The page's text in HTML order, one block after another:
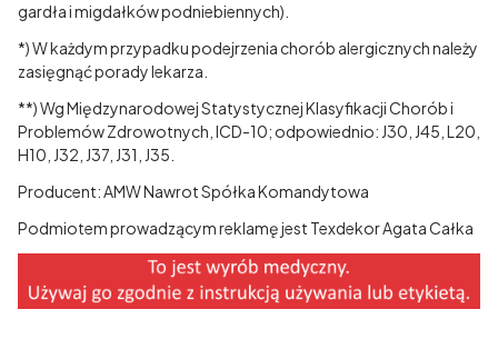
gardła i migdałków podniebiennych).
*) W każdym przypadku podejrzenia chorób alergicznych należy
zasięgnąć porady lekarza.
**) Wg Międzynarodowej Statystycznej Klasyfikacji Chorób i
Problemów Zdrowotnych, ICD-10; odpowiednio: J30, J45, L20,
H10, J32, J37, J31, J35.
Producent: AMW Nawrot Spółka Komandytowa
Podmiotem prowadzącym reklamę jest Texdekor Agata Całka